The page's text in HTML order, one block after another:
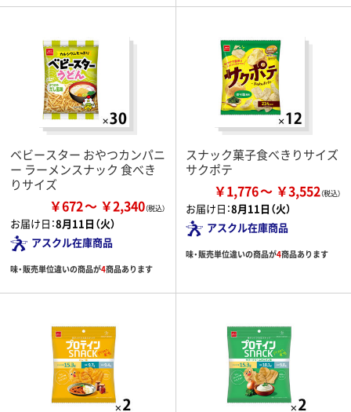
ベビースター おやつカンパニ
ー ラーメンスナック 食べき
りサイズ
￥672 ￥2,340
お届け日：8月11日（火）
アスクル在庫商品
味・販売単位違いの商品が4商品あります
スナック菓子食べきりサイズ
サクポテ
￥1,776 ￥3,552
お届け日：8月11日（火）
アスクル在庫商品
味・販売単位違いの商品が4商品あります